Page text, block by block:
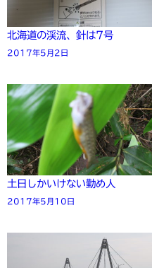
北海道の渓流、針は7号
2017年5月2日
土日しかいけない勤め人
2017年5月10日